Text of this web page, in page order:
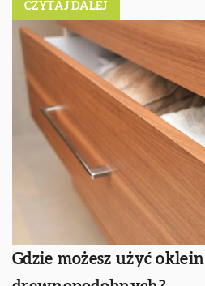
CZYTAJ DALEJ
Gdzie możesz użyć oklein